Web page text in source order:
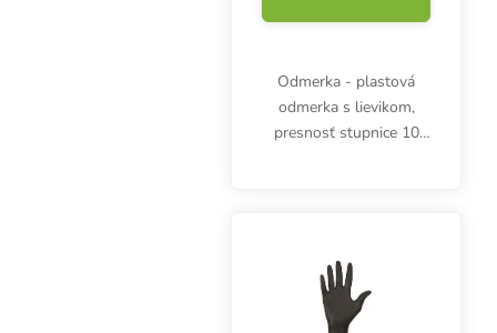
Odmerka - plastová
odmerka s lievikom,
presnosť stupnice 10